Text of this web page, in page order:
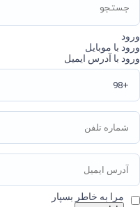
ورود
ورود با موبایل
ورود با آدرس ایمیل
مرا به خاطر بسپار